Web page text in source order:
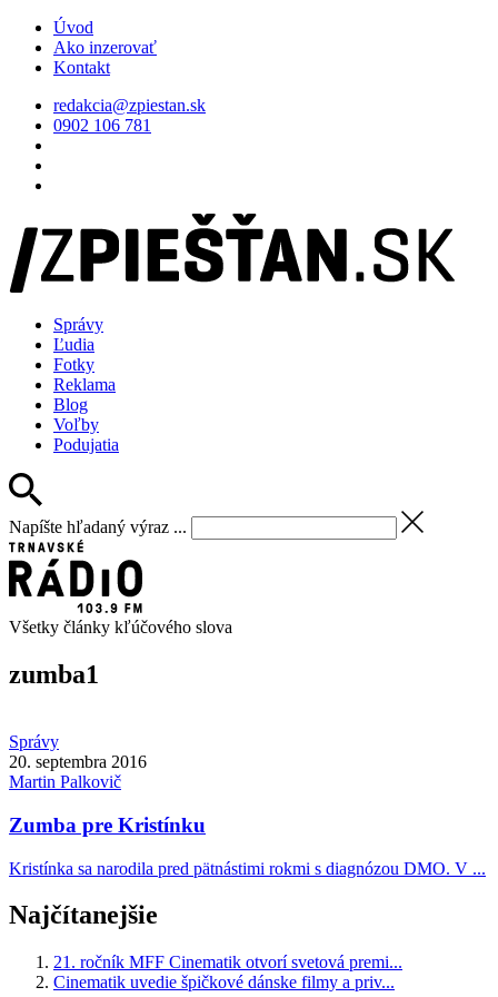
Úvod
Ako inzerovať
Kontakt
redakcia@zpiestan.sk
0902 106 781
Správy
Ľudia
Fotky
Reklama
Blog
Voľby
Podujatia
Napíšte hľadaný výraz ...
Všetky články kľúčového slova
zumba1
Správy
20. septembra 2016
Martin Palkovič
Zumba pre Kristínku
Kristínka sa narodila pred pätnástimi rokmi s diagnózou DMO. V ...
Najčítanejšie
21. ročník MFF Cinematik otvorí svetová premi...
Cinematik uvedie špičkové dánske filmy a priv...